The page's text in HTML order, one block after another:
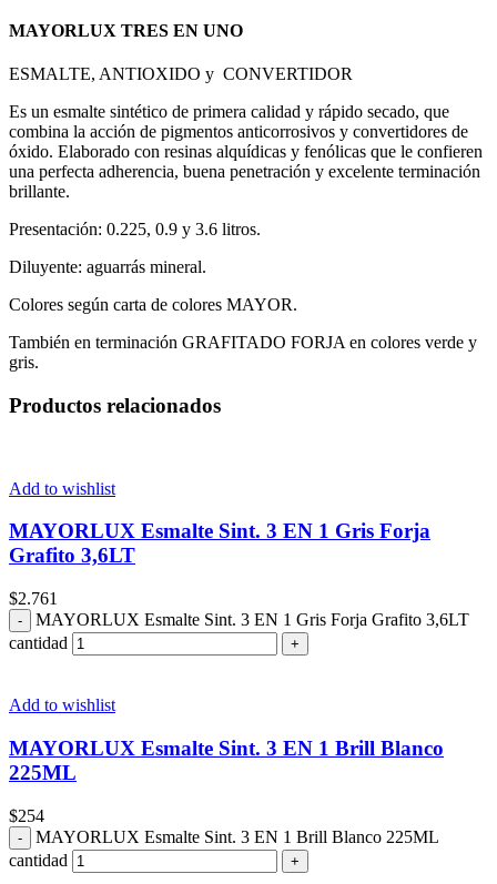
MAYORLUX TRES EN UNO
ESMALTE, ANTIOXIDO y CONVERTIDOR
Es un esmalte sintético de primera calidad y rápido secado, que
combina la acción de pigmentos anticorrosivos y convertidores de
óxido. Elaborado con resinas alquídicas y fenólicas que le confieren
una perfecta adherencia, buena penetración y excelente terminación
brillante.
Presentación: 0.225, 0.9 y 3.6 litros.
Diluyente: aguarrás mineral.
Colores según carta de colores MAYOR.
También en terminación GRAFITADO FORJA en colores verde y
gris.
Productos relacionados
Add to wishlist
MAYORLUX Esmalte Sint. 3 EN 1 Gris Forja
Grafito 3,6LT
$2.761
MAYORLUX Esmalte Sint. 3 EN 1 Gris Forja Grafito 3,6LT
cantidad
Add to wishlist
MAYORLUX Esmalte Sint. 3 EN 1 Brill Blanco
225ML
$254
MAYORLUX Esmalte Sint. 3 EN 1 Brill Blanco 225ML
cantidad